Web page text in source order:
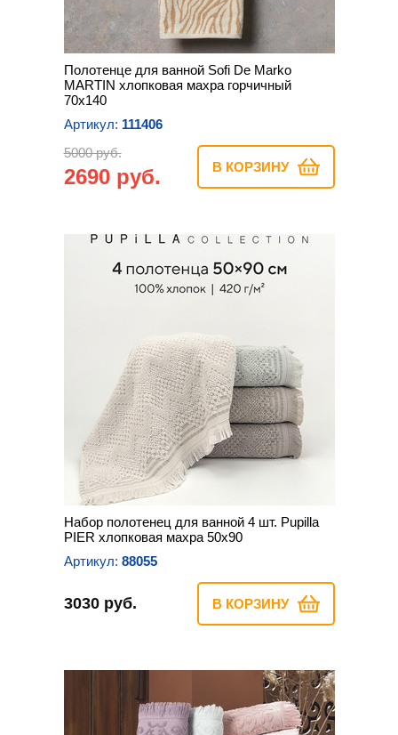
Полотенце для ванной Sofi De Marko
MARTIN хлопковая махра горчичный
70х140
Артикул: 111406
5000 руб.
2690 руб. В КОРЗИНУ
Набор полотенец для ванной 4 шт. Pupilla
PIER хлопковая махра 50х90
Артикул: 88055
3030 руб. В КОРЗИНУ